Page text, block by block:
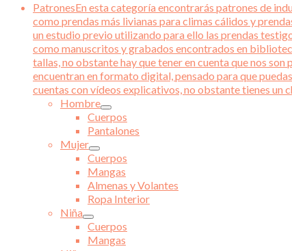
PatronesEn esta categoría encontrarás patrones de
como prendas más livianas para climas cálidos y
un estudio previo utilizando para ello las prendas
como manuscritos y grabados encontrados en
tallas, no obstante hay que tener en cuenta que nos
encuentran en formato digital, pensado para que
cuentas con vídeos explicativos, no obstante tienes un
Hombre
Cuerpos
Pantalones
Mujer
Cuerpos
Mangas
Almenas y Volantes
Ropa Interior
Niña
Cuerpos
Mangas